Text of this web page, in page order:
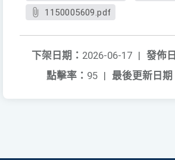
1150005609.pdf
發佈
下架日期： 2026-06-17 |
最後更新日期
點擊率： 95 |